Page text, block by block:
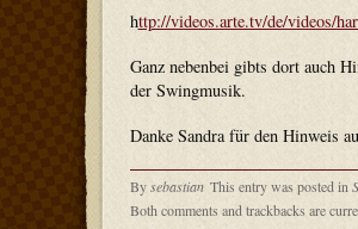
http://videos.arte.tv/de/videos/
Ganz nebenbei gibts dort auch
der Swingmusik.
Danke Sandra für den Hinweis
Bysebastian This entry was posted in
Both comments and trackbacks are